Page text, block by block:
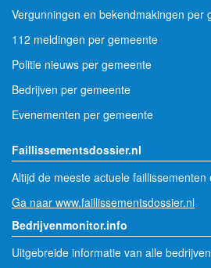
Vergunningen en bekendmakingen per
112 meldingen per gemeente
Politie nieuws per gemeente
Bedrijven per gemeente
Evenementen per gemeente
Faillissementsdossier.nl
Altijd de meeste actuele faillissementen
Ga naar www.faillissementsdossier.nl
Bedrijvenmonitor.info
Uitgebreide informatie van alle